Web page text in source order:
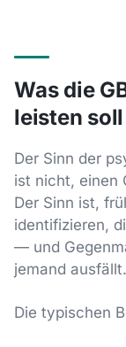
Was die
leisten soll
Der Sinn der
ist nicht, einen
Der Sinn ist,
identifizieren,
— und
jemand ausfällt.
Die typischen